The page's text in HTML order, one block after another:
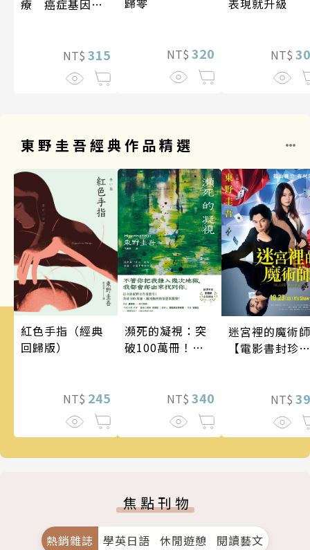
療 癌症基因療
NT$ 315 NT$ 320
表現就升級
NT$
東野圭吾經典作品精選
紅色手指（經典
回歸版）
NT$ 245
瀕死的凝視：突
破100萬冊！這
的情慾與驚悚！
NT$ 340
迷宮裡的魔術師
【電影書封珍藏
NT$
焦點刊物
熱銷雜誌 學英日語 休閒遊憩 閱讀藝文